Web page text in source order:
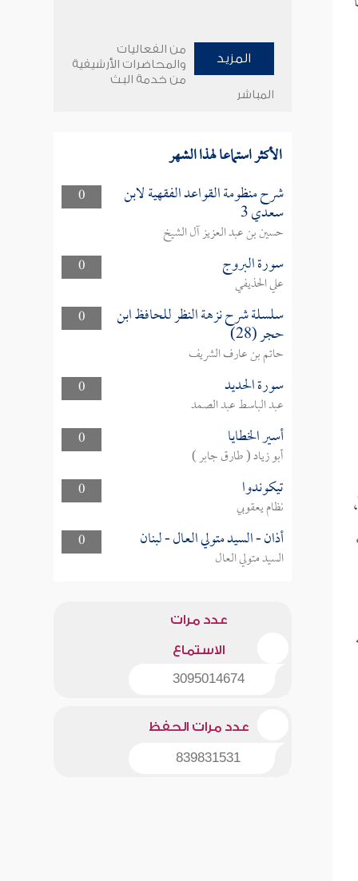
المزيد
من الفعاليات
والمحاضرات الأرشيفية
من خدمة البث
المباشر
الأكثر استماعا لهذا الشهر
0 شرح منظومة القواعد الفقهية لابن
سعدي 3
حسين بن عبد العزيز آل الشيخ
0
سورة البروج
علي الحذيفي
0
سلسلة شرح نزهة النظر للحافظ ابن
حجر (28)
حاتم بن عارف الشريف
0
سورة الحديد
عبد الباسط عبد الصمد
0
أسير الخطايا
أبو زياد ( طارق جابر )
0
تيكوندوا
نظام يعقوبي
0
أذان - السيد متولي العال - لبنان
السيد متولي العال
عدد مرات
الاستماع
3095014674
عدد مرات الحفظ
839831531